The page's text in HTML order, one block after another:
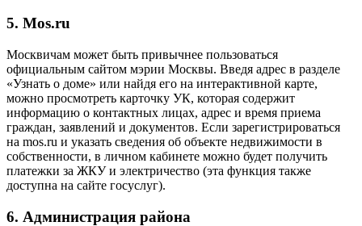
5. Mos.ru
Москвичам может быть привычнее пользоваться
официальным сайтом мэрии Москвы. Введя адрес в разделе
«Узнать о доме» или найдя его на интерактивной карте,
можно просмотреть карточку УК, которая содержит
информацию о контактных лицах, адрес и время приема
граждан, заявлений и документов. Если зарегистрироваться
на mos.ru и указать сведения об объекте недвижимости в
собственности, в личном кабинете можно будет получить
платежки за ЖКУ и электричество (эта функция также
доступна на сайте госуслуг).
6. Администрация района